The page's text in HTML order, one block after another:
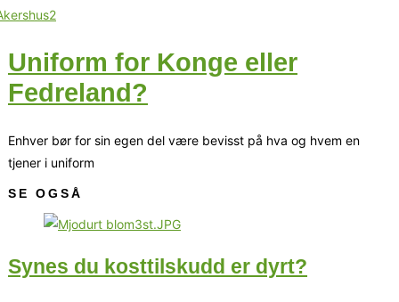
Uniform for Konge eller
Fedreland?
Enhver bør for sin egen del være bevisst på hva og hvem en
tjener i uniform
SE OGSÅ
Synes du kosttilskudd er dyrt?